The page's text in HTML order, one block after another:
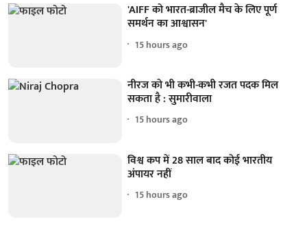
'AIFF को भारत-ब्राजील मैच के लिए पूर्ण
समर्थन का आश्वासन'
15 hours ago
नीरज को भी कभी-कभी रजत पदक मिल
सकता है : सुमारीवाला
15 hours ago
विश्व कप में 28 साल बाद कोई भारतीय
अंपायर नहीं
15 hours ago